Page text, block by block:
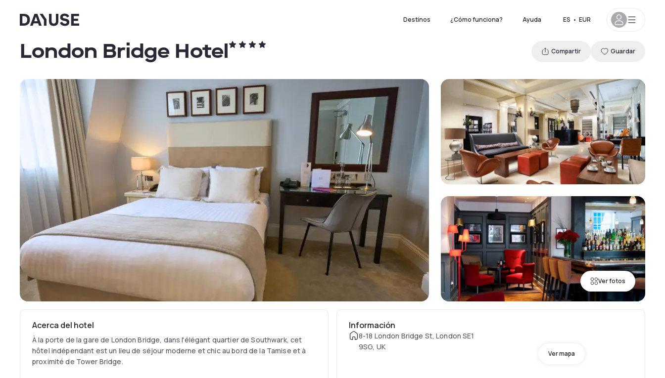
Dayuse Destinos ¿Cómo funciona? Ayuda ES • EUR
Ver fotos
London Bridge Hotel Compartir Guardar
Acerca del hotel
À la porte de la gare de London Bridge, dans l'élégant quartier de Southwark, cet
hôtel indépendant est un lieu de séjour moderne et chic au bord de la Tamise et à
proximité de Tower Bridge.
Información
8-18 London Bridge St, London SE1
9SG, UK
Ver mapa